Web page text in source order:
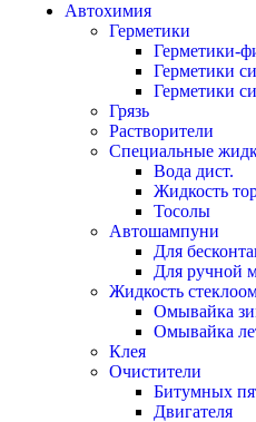
Автохимия
Герметики
Герметики-
Герметики
Герметики
Грязь
Растворители
Специальные
Вода дист.
Жидкость
Тосолы
Автошампуни
Для
Для ручной
Жидкость
Омывайка
Омывайка
Клея
Очистители
Битумных
Двигателя